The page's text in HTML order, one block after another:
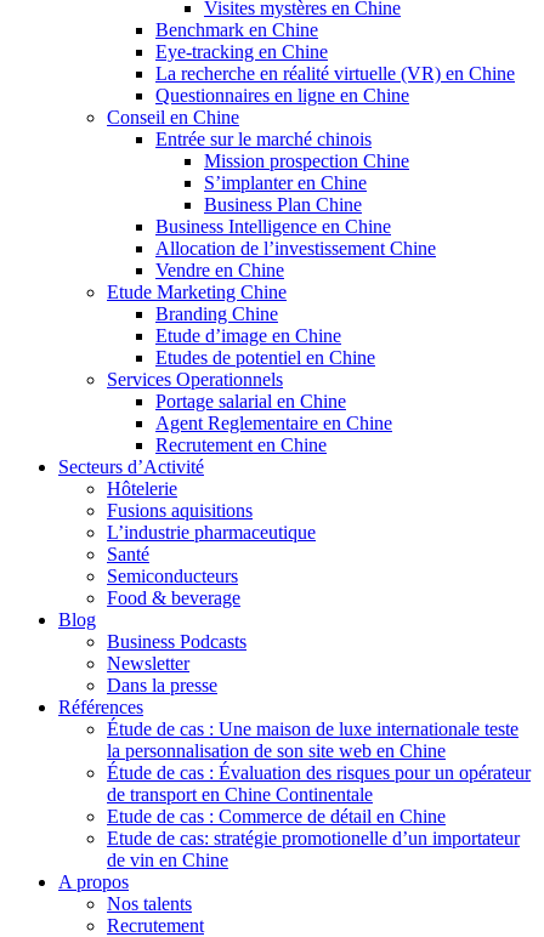
Visites mystères en Chine
Benchmark en Chine
Eye-tracking en Chine
La recherche en réalité virtuelle (VR) en Chine
Questionnaires en ligne en Chine
Conseil en Chine
Entrée sur le marché chinois
Mission prospection Chine
S’implanter en Chine
Business Plan Chine
Business Intelligence en Chine
Allocation de l’investissement Chine
Vendre en Chine
Etude Marketing Chine
Branding Chine
Etude d’image en Chine
Etudes de potentiel en Chine
Services Operationnels
Portage salarial en Chine
Agent Reglementaire en Chine
Recrutement en Chine
Secteurs d’Activité
Hôtelerie
Fusions aquisitions
L’industrie pharmaceutique
Santé
Semiconducteurs
Food & beverage
Blog
Business Podcasts
Newsletter
Dans la presse
Références
Étude de cas : Une maison de luxe internationale teste
la personnalisation de son site web en Chine
Étude de cas : Évaluation des risques pour un opérateur
de transport en Chine Continentale
Etude de cas : Commerce de détail en Chine
Etude de cas: stratégie promotionelle d’un importateur
de vin en Chine
A propos
Nos talents
Recrutement